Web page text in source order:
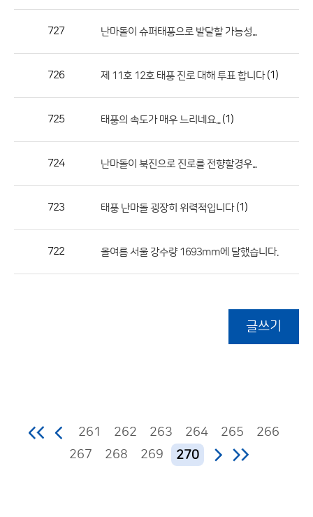
공
727 난마돌이 슈퍼태풍으로 발달할 가능성...
726 제 11호 12호 태풍 진로 대해 투표 합니다(1)
725 태풍의 속도가 매우 느리네요... (1)
724 난마돌이 북진으로 진로를 전향할경우...
723 태풍 난마돌 굉장히 위력적입니다(1)
722 올여름 서울 강수량 1693mm에 달했습니다.
글쓰기
261 262 263 264 265
266
267
268 269 270